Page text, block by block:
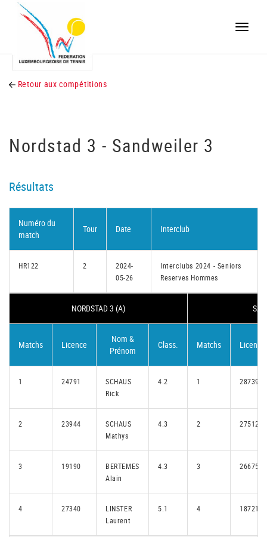
Toggle
Retour aux compétitions
Nordstad 3 - Sandweiler 3
Résultats
Numéro du
match
Tour Date Interclub
HR122 2
2024-
05-26
Interclubs 2024 - Seniors
Reserves Hommes
NORDSTAD 3 (A)
Matchs Licence
Nom &
Prénom
Class. Matchs Licence
1 24791
SCHAUS
Rick
4.2 1 28739
2 23944
SCHAUS
Mathys
4.3 2 27512
3 19190
BERTEMES
Alain
4.3 3 26675
4 27340
LINSTER
Laurent
5.1 4 18721